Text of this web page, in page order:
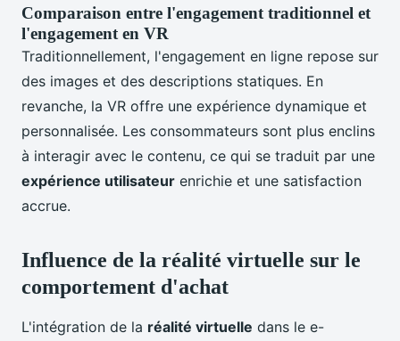
Comparaison entre l'engagement traditionnel et
l'engagement en VR
Traditionnellement, l'engagement en ligne repose sur
des images et des descriptions statiques. En
revanche, la VR offre une expérience dynamique et
personnalisée. Les consommateurs sont plus enclins
à interagir avec le contenu, ce qui se traduit par une
expérience utilisateur enrichie et une satisfaction
accrue.
Influence de la réalité virtuelle sur le
comportement d'achat
L'intégration de la réalité virtuelle dans le e-